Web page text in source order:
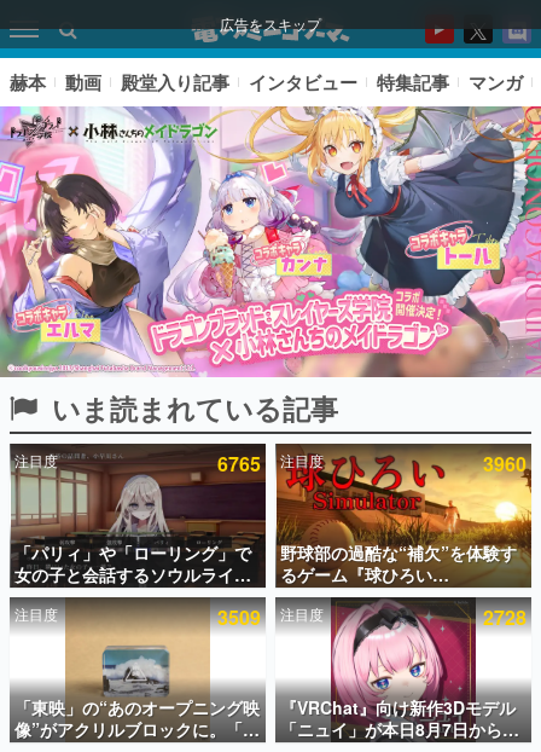
広告をスキップ
ピックアップ
電ファミのいま読まれている記事ランキング
アプリセール情報
インタビュー
連載・特集一覧
殿堂入り記事
SNS拡散数が数千以上！ ページビュー数万以上！ などな
ど。多くの人々に読まれた、電ファミ渾身の“殿堂入り”記
事をまとめました。
赫本 動画 殿堂入り記事 インタビュー 特集記事 マンガ
いま読まれている記事
注目度 6765
「パリィ」や「ローリング」で
女の子と会話するソウルライク
恋愛ゲーム『小早川さんはソウ
ルライク』無料公開。返事に失
敗すると「YOU DIED」
注目度 3960
野球部の過酷な“補欠”を体験す
るゲーム『球ひろい
Simulator』が「1件」のウィッ
シュリストをもとにチェコ語に
対応しSNSで話題に。『キング
ダム・カム』開発元やチェコの
プロ野球選手から称賛の声
注目度 3509
「東映」の“あのオープニング映
像”がアクリルブロックに。「東
注目度 2728
『VRChat』向け新作3Dモデル
「ニュイ」が本日8月7日から